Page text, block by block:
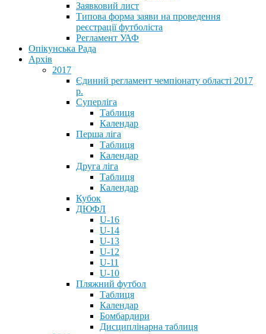
Заявковий лист
Типова форма заяви на проведення
реєстрації футболіста
Регламент УАФ
Опікунська Рада
Архів
2017
Єдиний регламент чемпіонату області 2017
р.
Суперліга
Таблиця
Календар
Перша ліга
Таблиця
Календар
Друга ліга
Таблиця
Календар
Кубок
ДЮФЛ
U-16
U-14
U-13
U-12
U-11
U-10
Пляжний футбол
Таблиця
Календар
Бомбардири
Дисциплінарна таблиця